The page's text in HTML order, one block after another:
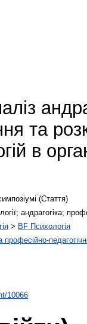
та
в
(Стаття)
андрагогіка;
> BF Психологія
10066